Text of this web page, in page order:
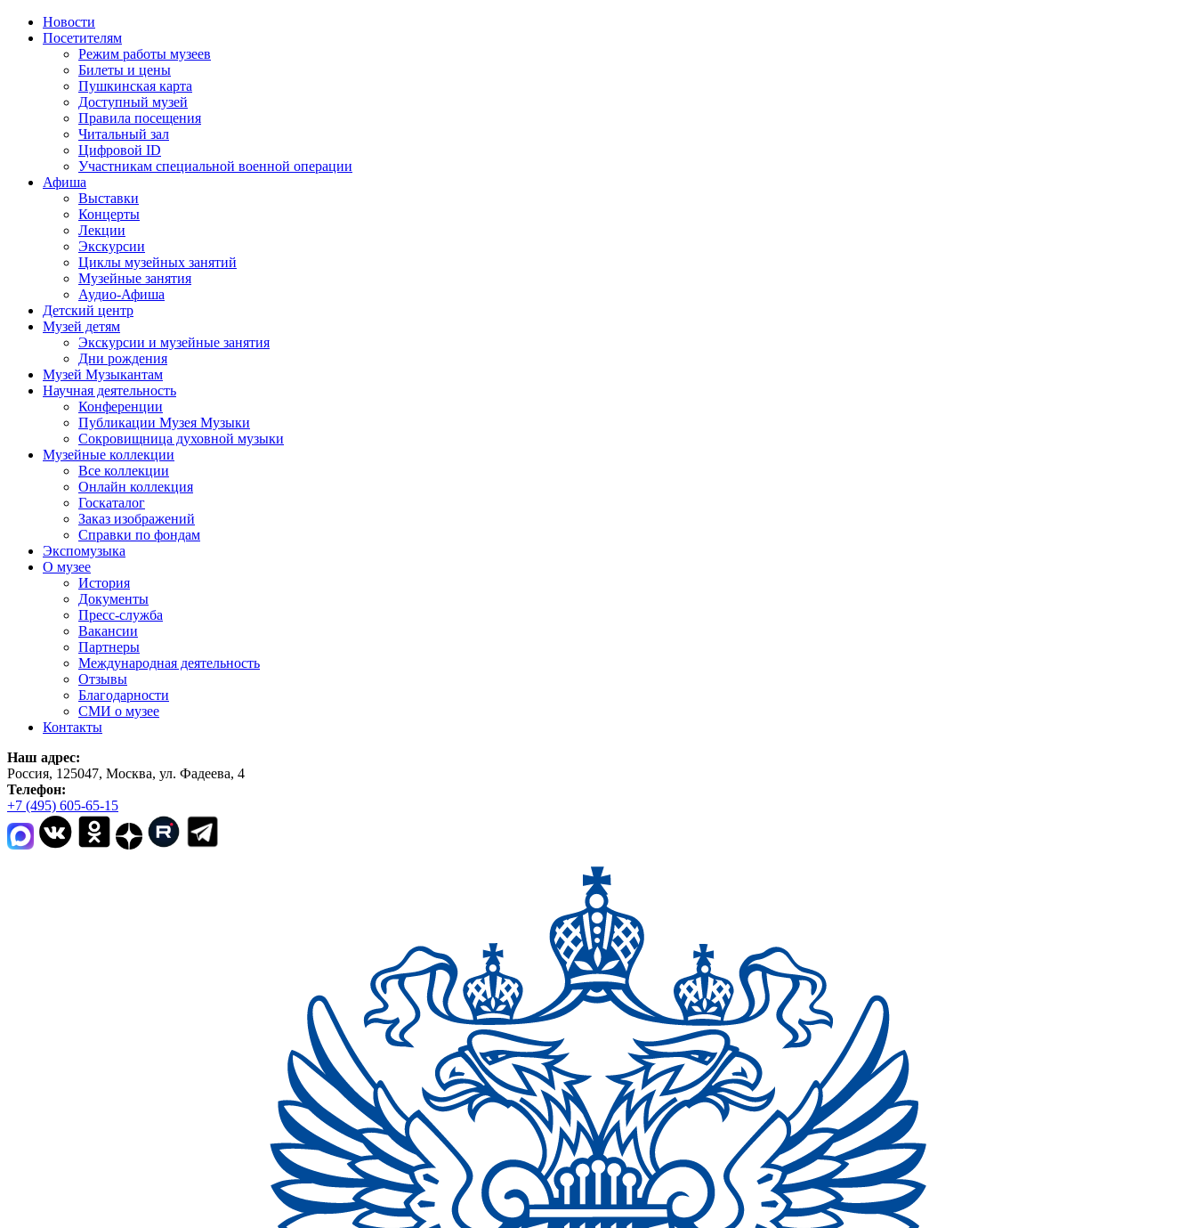
Новости
Посетителям
Режим работы музеев
Билеты и цены
Пушкинская карта
Доступный музей
Правила посещения
Читальный зал
Цифровой ID
Участникам специальной военной операции
Афиша
Выставки
Концерты
Лекции
Экскурсии
Циклы музейных занятий
Музейные занятия
Аудио-Афиша
Детский центр
Музей детям
Экскурсии и музейные занятия
Дни рождения
Музей Музыкантам
Научная деятельность
Конференции
Публикации Музея Музыки
Сокровищница духовной музыки
Музейные коллекции
Все коллекции
Онлайн коллекция
Госкаталог
Заказ изображений
Справки по фондам
Экспомузыка
О музее
История
Документы
Пресс-служба
Вакансии
Партнеры
Международная деятельность
Отзывы
Благодарности
СМИ о музее
Контакты
Наш адрес:
Россия, 125047, Москва, ул. Фадеева, 4
Телефон:
+7 (495) 605-65-15